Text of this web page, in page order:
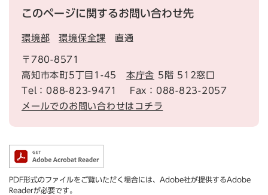
このページに関するお問い合わせ先
環境部 環境保全課 直通
〒780-8571
高知市本町5丁目1-45 本庁舎 5階 512窓口
Tel：088-823-9471
Fax：088-823-2057
メールでのお問い合わせはコチラ
PDF形式のファイルをご覧いただく場合には、Adobe社が提供するAdobe
Readerが必要です。